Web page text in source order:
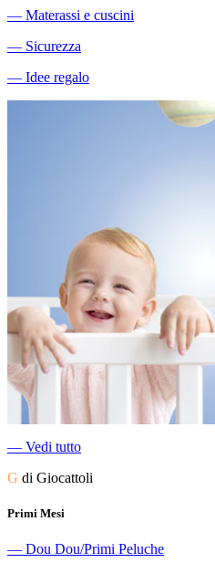
― Materassi e cuscini
― Sicurezza
― Idee regalo
― Vedi tutto
G di Giocattoli
Primi Mesi
― Dou Dou/Primi Peluche